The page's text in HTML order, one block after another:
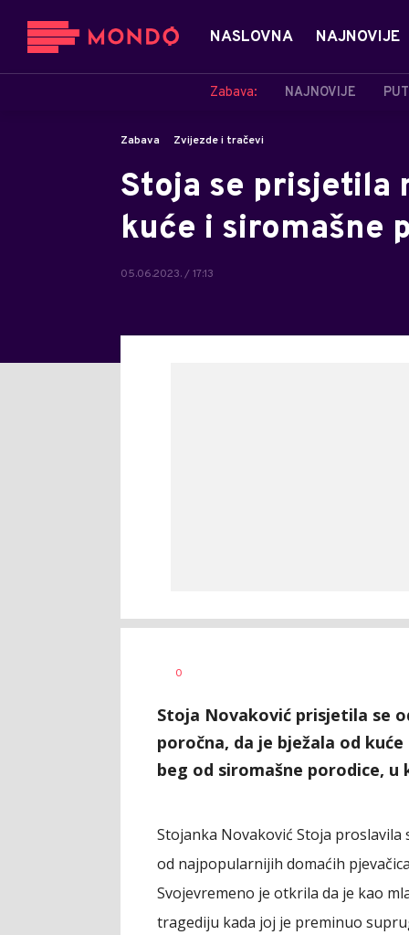
NASLOVNA NAJNOVIJE
Zabava: NAJNOVIJE
Zabava Zvijezde i tračevi
Stoja se prisjetila
kuće i siromašne
05.06.2023. / 17:13
AUTOR
0
Stoja Novaković prisjetila se
poročna, da je bježala od
beg od siromašne porodice,
Stojanka Novaković Stoja
od najpopularnijih domaćih
Svojevremeno je otkrila da je kao
tragediju kada joj je preminuo